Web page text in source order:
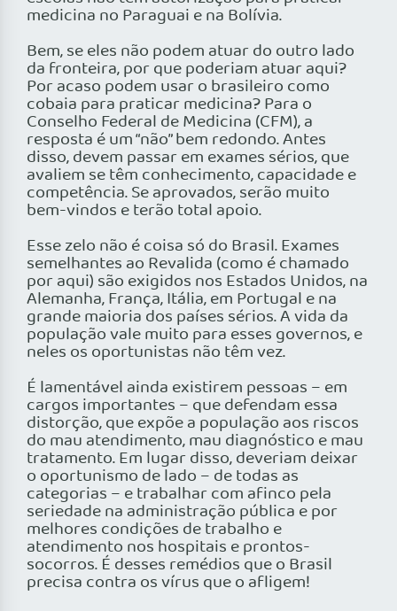
medicina no Paraguai e na Bolívia.
Bem, se eles não podem atuar do outro lado
da fronteira, por que poderiam atuar aqui?
Por acaso podem usar o brasileiro como
cobaia para praticar medicina? Para o
Conselho Federal de Medicina (CFM), a
resposta é um “não” bem redondo. Antes
disso, devem passar em exames sérios, que
avaliem se têm conhecimento, capacidade e
competência. Se aprovados, serão muito
bem-vindos e terão total apoio.
Esse zelo não é coisa só do Brasil. Exames
semelhantes ao Revalida (como é chamado
por aqui) são exigidos nos Estados Unidos, na
Alemanha, França, Itália, em Portugal e na
grande maioria dos países sérios. A vida da
população vale muito para esses governos, e
neles os oportunistas não têm vez.
É lamentável ainda existirem pessoas – em
cargos importantes – que defendam essa
distorção, que expõe a população aos riscos
do mau atendimento, mau diagnóstico e mau
tratamento. Em lugar disso, deveriam deixar
o oportunismo de lado – de todas as
categorias – e trabalhar com afinco pela
seriedade na administração pública e por
melhores condições de trabalho e
atendimento nos hospitais e prontos-
socorros. É desses remédios que o Brasil
precisa contra os vírus que o afligem!